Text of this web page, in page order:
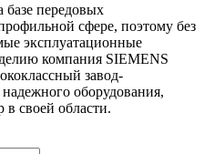
базе передовых
сфере, поэтому без
эксплуатационные
компания SIEMENS
завод-
оборудования,
своей области.